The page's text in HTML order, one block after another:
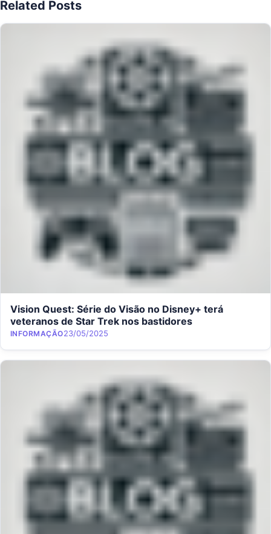
Related Posts
Vision Quest: Série do Visão no Disney+ terá
veteranos de Star Trek nos bastidores
Category
INFORMAÇÃOPosted on
23/05/2025